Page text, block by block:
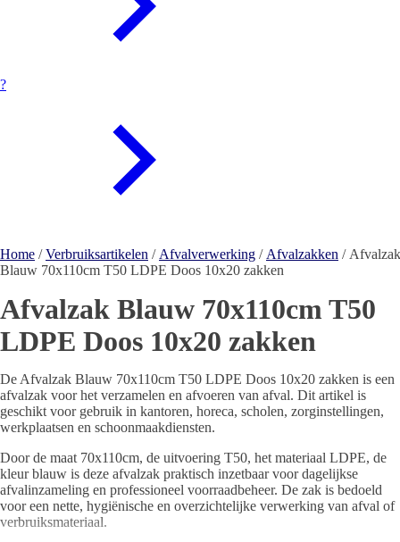
?
Home /Verbruiksartikelen / Afvalverwerking / Afvalzakken / Afvalzak
Blauw 70x110cm T50 LDPE Doos 10x20 zakken
Afvalzak Blauw 70x110cm T50
LDPE Doos 10x20 zakken
De Afvalzak Blauw 70x110cm T50 LDPE Doos 10x20 zakken is een
afvalzak voor het verzamelen en afvoeren van afval. Dit artikel is
geschikt voor gebruik in kantoren, horeca, scholen, zorginstellingen,
werkplaatsen en schoonmaakdiensten.
Door de maat 70x110cm, de uitvoering T50, het materiaal LDPE, de
kleur blauw is deze afvalzak praktisch inzetbaar voor dagelijkse
afvalinzameling en professioneel voorraadbeheer. De zak is bedoeld
voor een nette, hygiënische en overzichtelijke verwerking van afval of
verbruiksmateriaal.